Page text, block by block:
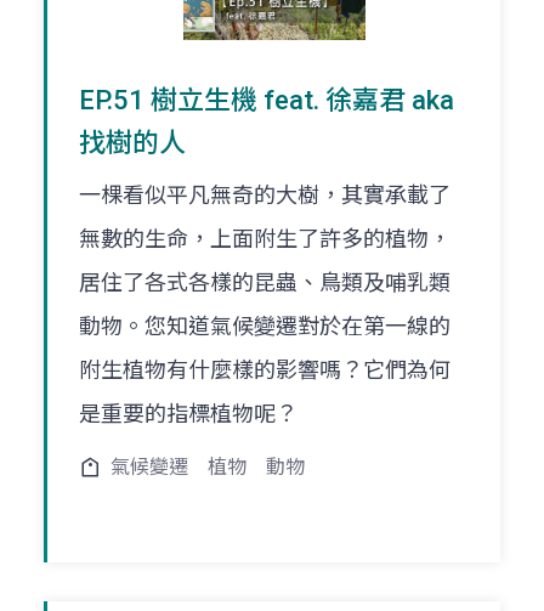
EP.51 樹立生機 feat. 徐嘉君 aka
找樹的人
一棵看似平凡無奇的大樹，其實承載了
無數的生命，上面附生了許多的植物，
居住了各式各樣的昆蟲、鳥類及哺乳類
動物。您知道氣候變遷對於在第一線的
附生植物有什麼樣的影響嗎？它們為何
是重要的指標植物呢？
氣候變遷 植物 動物